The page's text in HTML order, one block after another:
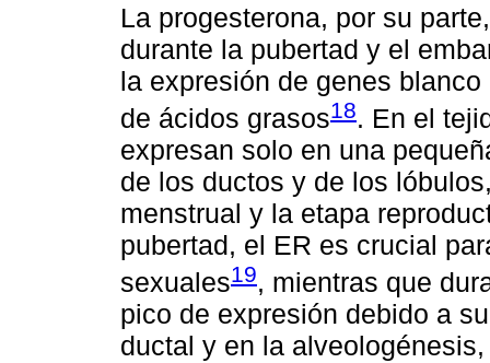
La progesterona, por su
durante la pubertad y el
la expresión de genes
de ácidos grasos18. En el
expresan solo en una
de los ductos y de los
menstrual y la etapa
pubertad, el ER es crucial
sexuales19, mientras que
pico de expresión debido a
ductal y en la